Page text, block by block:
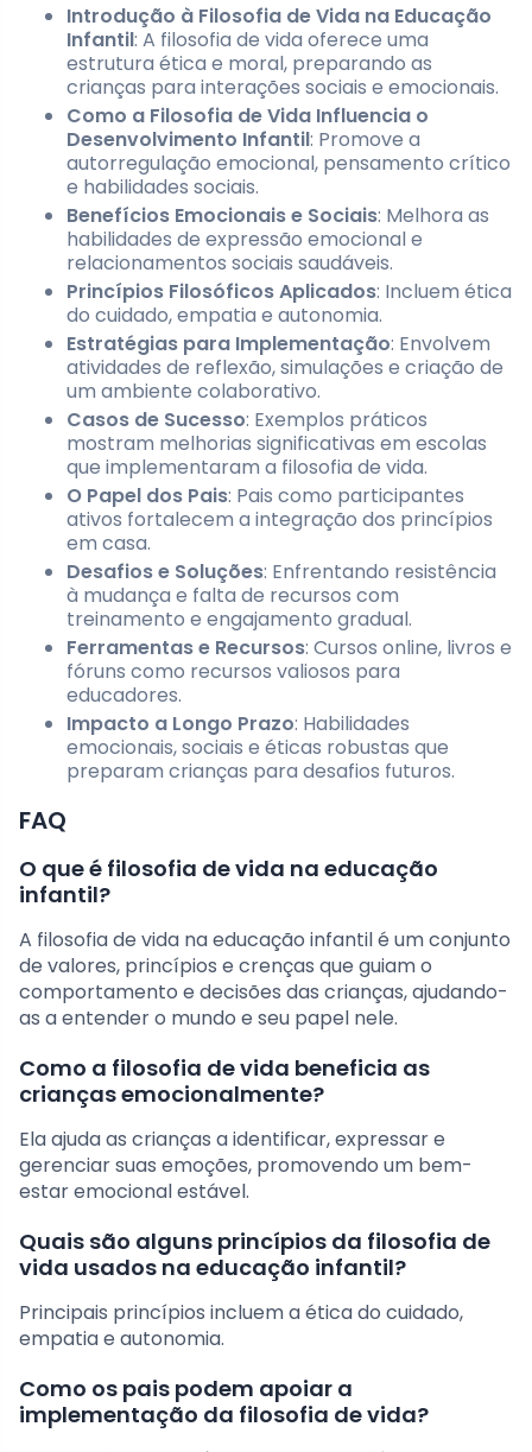
Introdução à Filosofia de Vida na Educação
Infantil: A filosofia de vida oferece uma
estrutura ética e moral, preparando as
crianças para interações sociais e emocionais.
Como a Filosofia de Vida Influencia o
Desenvolvimento Infantil: Promove a
autorregulação emocional, pensamento crítico
e habilidades sociais.
Benefícios Emocionais e Sociais: Melhora as
habilidades de expressão emocional e
relacionamentos sociais saudáveis.
Princípios Filosóficos Aplicados: Incluem ética
do cuidado, empatia e autonomia.
Estratégias para Implementação: Envolvem
atividades de reflexão, simulações e criação de
um ambiente colaborativo.
Casos de Sucesso: Exemplos práticos
mostram melhorias significativas em escolas
que implementaram a filosofia de vida.
O Papel dos Pais: Pais como participantes
ativos fortalecem a integração dos princípios
em casa.
Desafios e Soluções: Enfrentando resistência
à mudança e falta de recursos com
treinamento e engajamento gradual.
Ferramentas e Recursos: Cursos online, livros e
fóruns como recursos valiosos para
educadores.
Impacto a Longo Prazo: Habilidades
emocionais, sociais e éticas robustas que
preparam crianças para desafios futuros.
FAQ
O que é filosofia de vida na educação
infantil?
A filosofia de vida na educação infantil é um conjunto
de valores, princípios e crenças que guiam o
comportamento e decisões das crianças, ajudando-
as a entender o mundo e seu papel nele.
Como a filosofia de vida beneficia as
crianças emocionalmente?
Ela ajuda as crianças a identificar, expressar e
gerenciar suas emoções, promovendo um bem-
estar emocional estável.
Quais são alguns princípios da filosofia de
vida usados na educação infantil?
Principais princípios incluem a ética do cuidado,
empatia e autonomia.
Como os pais podem apoiar a
implementação da filosofia de vida?